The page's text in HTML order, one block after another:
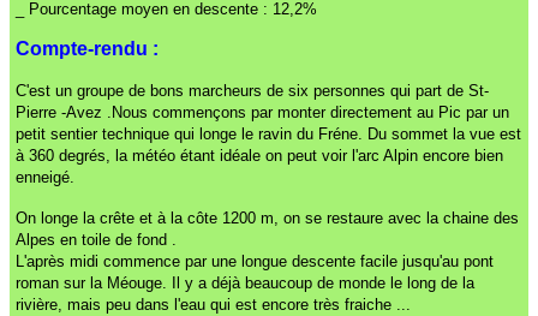
_ Pourcentage moyen en descente : 12,2%
Compte-rendu :
C'est un groupe de bons marcheurs de six personnes qui part de St-
Pierre -Avez .Nous commençons par monter directement au Pic par un
petit sentier technique qui longe le ravin du Fréne. Du sommet la vue est
à 360 degrés, la météo étant idéale on peut voir l'arc Alpin encore bien
enneigé.
On longe la crête et à la côte 1200 m, on se restaure avec la chaine des
Alpes en toile de fond .
L'après midi commence par une longue descente facile jusqu'au pont
roman sur la Méouge. Il y a déjà beaucoup de monde le long de la
rivière, mais peu dans l'eau qui est encore très fraiche ...